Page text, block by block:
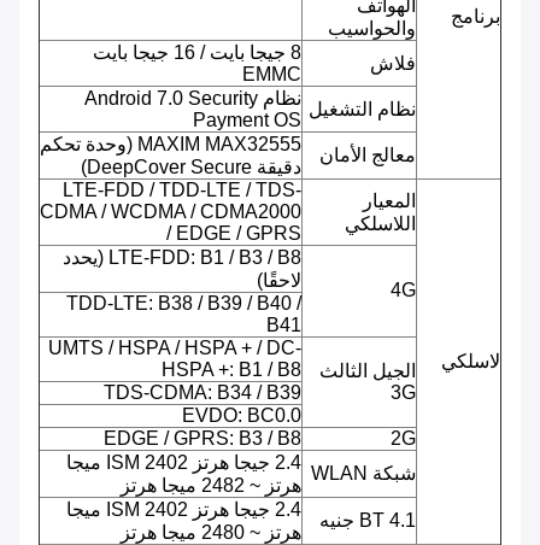
برنامج
الهواتف
والحواسيب
فلاش
8 جيجا بايت / 16 جيجا بايت
EMMC
نظام التشغيل
نظام Android 7.0 Security
Payment OS
معالج الأمان
MAXIM MAX32555 (وحدة تحكم
دقيقة DeepCover Secure)
لاسلكي
المعيار
اللاسلكي
LTE-FDD / TDD-LTE / TDS-
CDMA / WCDMA / CDMA2000
/ EDGE / GPRS
4G
LTE-FDD: B1 / B3 / B8 (يحدد
لاحقًا)
TDD-LTE: B38 / B39 / B40 /
B41
الجيل الثالث
3G
UMTS / HSPA / HSPA + / DC-
HSPA +: B1 / B8
TDS-CDMA: B34 / B39
EVDO: BC0.0
2G
EDGE / GPRS: B3 / B8
شبكة WLAN
2.4 جيجا هرتز ISM 2402 ميجا
هرتز ~ 2482 ميجا هرتز
BT 4.1 جنيه
2.4 جيجا هرتز ISM 2402 ميجا
هرتز ~ 2480 ميجا هرتز